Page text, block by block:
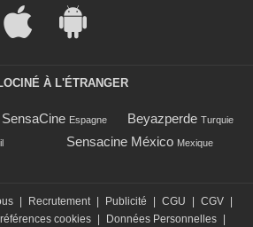
À L'ÉTRANGER
SensaCine Espagne Beyazperde Turquie
Sensacine México Mexique
Recrutement Publicité CGU CGV
cookies Données Personnelles